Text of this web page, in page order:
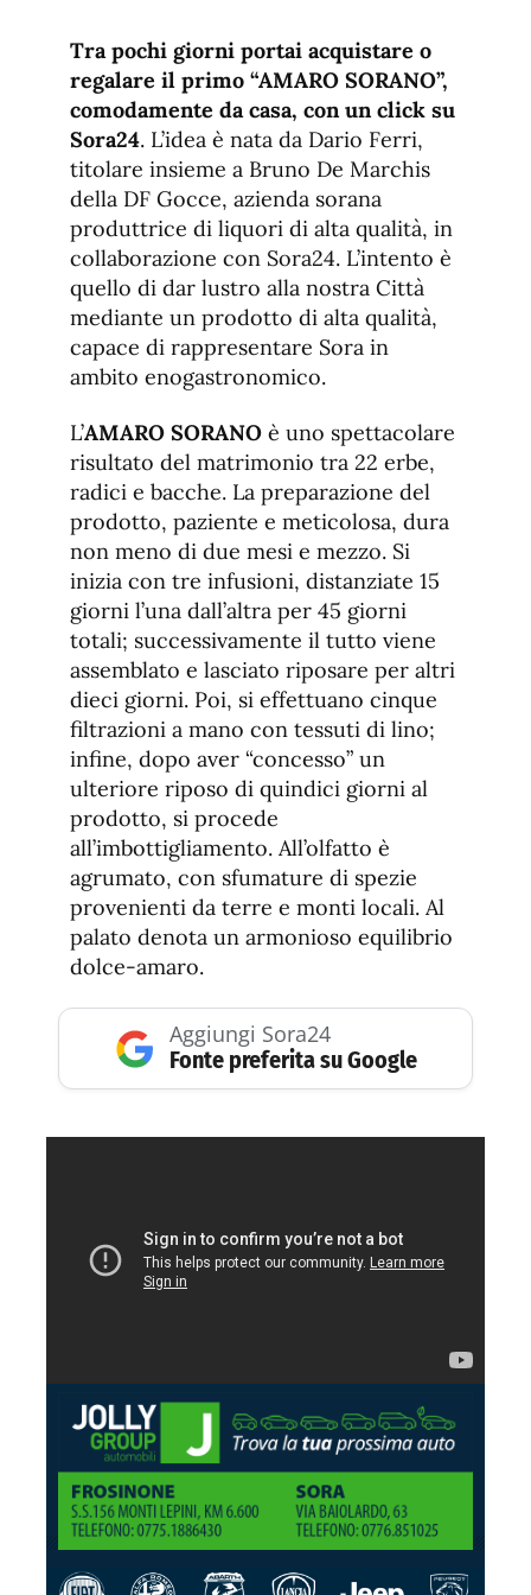
fuente
de
fuente.
Tra pochi giorni portai acquistare o
regalare il primo “AMARO SORANO”,
comodamente da casa, con un click su
Sora24. L’idea è nata da Dario Ferri,
titolare insieme a Bruno De Marchis
della DF Gocce, azienda sorana
produttrice di liquori di alta qualità, in
collaborazione con Sora24. L’intento è
quello di dar lustro alla nostra Città
mediante un prodotto di alta qualità,
capace di rappresentare Sora in
ambito enogastronomico.
L’AMARO SORANO è uno spettacolare
risultato del matrimonio tra 22 erbe,
radici e bacche. La preparazione del
prodotto, paziente e meticolosa, dura
non meno di due mesi e mezzo. Si
inizia con tre infusioni, distanziate 15
giorni l’una dall’altra per 45 giorni
totali; successivamente il tutto viene
assemblato e lasciato riposare per altri
dieci giorni. Poi, si effettuano cinque
filtrazioni a mano con tessuti di lino;
infine, dopo aver “concesso” un
ulteriore riposo di quindici giorni al
prodotto, si procede
all’imbottigliamento. All’olfatto è
agrumato, con sfumature di spezie
provenienti da terre e monti locali. Al
palato denota un armonioso equilibrio
dolce-amaro.
Aggiungi Sora24
Fonte preferita su Google